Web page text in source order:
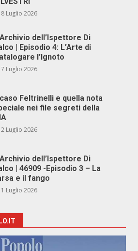
8 Luglio 2026
dell’Ispettore Di
| Episodio 4: L’Arte di
l’Ignoto
7 Luglio 2026
Feltrinelli e quella nota
nei file segreti della
2 Luglio 2026
dell’Ispettore Di
| 46909 -Episodio 3 – La
e il fango
1 Luglio 2026